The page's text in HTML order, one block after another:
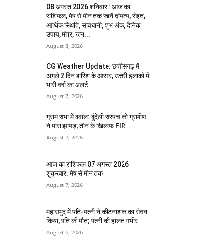
08 अगस्त 2026 शनिवार : आज का
राशिफल, मेष से मीन तक जानें दांपत्य, सेहत,
आर्थिक स्थिति, सावधानी, शुभ अंक, दैनिक
उपाय, मंत्र, रत्न...
August 8, 2026
CG Weather Update: छत्तीसगढ़ में
अगले 2 दिन बारिश के आसार, उत्तरी इलाकों में
भारी वर्षा का अलर्ट
August 7, 2026
ग्राम सभा में बवाल: बुंदेली सरपंच को ग्रामीण
ने मारा झापड़, तीन के खिलाफ FIR
August 7, 2026
आज का राशिफल 07 अगस्त 2026
शुक्रवार: मेष से मीन तक
August 7, 2026
महासमुंद में पति-पत्नी ने कीटनाशक का सेवन
किया, पति की मौत; पत्नी की हालत गंभीर
August 6, 2026